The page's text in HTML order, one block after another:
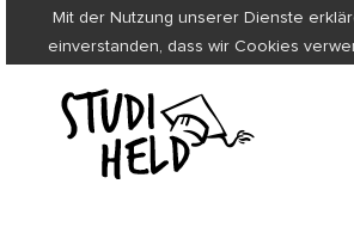
Mit der Nutzung unserer Dienste
einverstanden, dass wir Cookies